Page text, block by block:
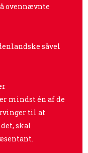
ovennævnte
såvel
mindst én af de
til at
skal